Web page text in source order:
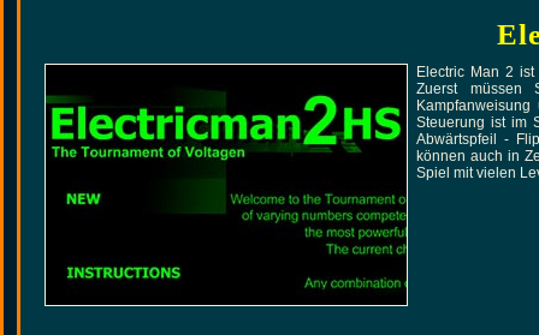
Electric Man 2
Zuerst müssen
Steuerung ist im
Abwärtspfeil -
können auch in
Spiel mit vielen